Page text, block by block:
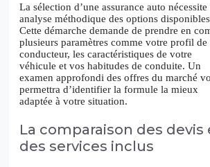
La sélection d’une assurance auto nécessite
analyse méthodique des options
Cette démarche demande de prendre en
plusieurs paramètres comme votre profil de
conducteur, les caractéristiques de votre
véhicule et vos habitudes de conduite. Un
examen approfondi des offres du marché
permettra d’identifier la formule la mieux
adaptée à votre situation.
La comparaison des devis
des services inclus